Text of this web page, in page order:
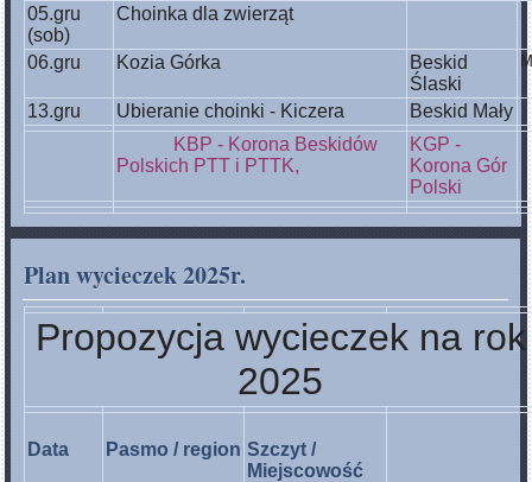
05.gru
(sob)
Choinka dla zwierząt
06.gru Kozia Górka
Beskid
Ślaski
13.gru Ubieranie choinki - Kiczera
Beskid Mały
KBP - Korona Beskidów
Polskich PTT i PTTK,
KGP -
Korona Gór
Polski
Plan wycieczek 2025r.
Propozycja wycieczek na rok
2025
Data Pasmo / region Szczyt /
Miejscowość